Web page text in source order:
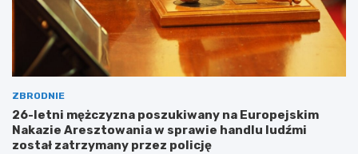
ZBRODNIE
26-letni mężczyzna poszukiwany na Europejskim
Nakazie Aresztowania w sprawie handlu ludźmi
został zatrzymany przez policję